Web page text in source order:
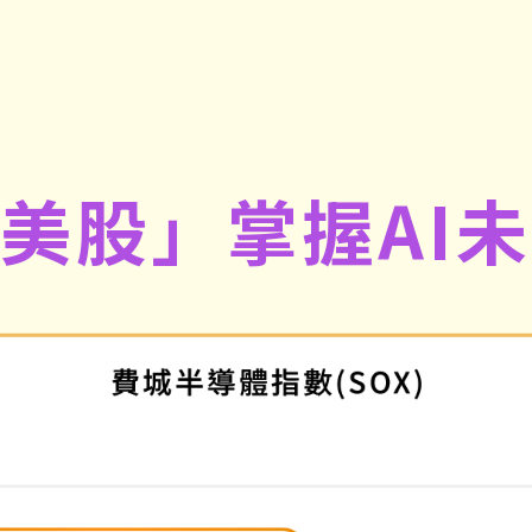
股」掌握AI